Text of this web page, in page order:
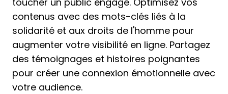
contenus avec des mots-clés liés à la
solidarité et aux droits de l'homme pour
augmenter votre visibilité en ligne. Partagez
des témoignages et histoires poignantes
pour créer une connexion émotionnelle avec
votre audience.